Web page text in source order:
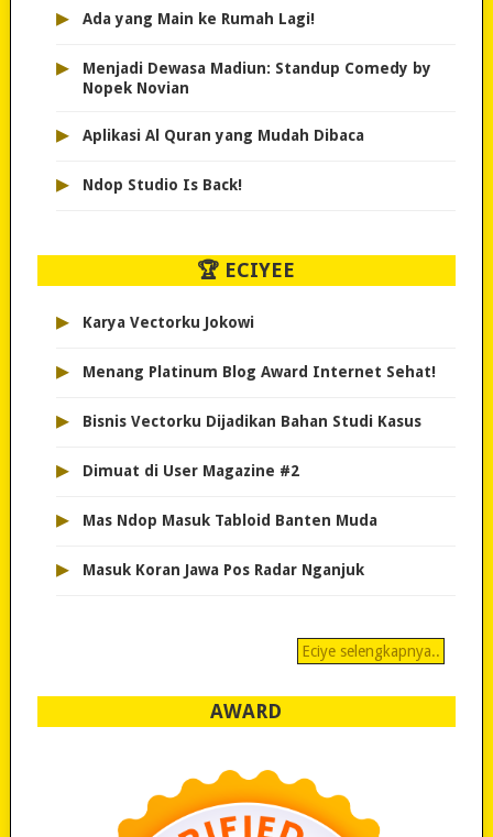
▸ Ada yang Main ke Rumah Lagi!
▸
Menjadi Dewasa Madiun: Standup Comedy by
Nopek Novian
▸ Aplikasi Al Quran yang Mudah Dibaca
▸ Ndop Studio Is Back!
🏆 ECIYEE
▸ Karya Vectorku Jokowi
▸ Menang Platinum Blog Award Internet Sehat!
▸ Bisnis Vectorku Dijadikan Bahan Studi Kasus
▸ Dimuat di User Magazine #2
▸ Mas Ndop Masuk Tabloid Banten Muda
▸ Masuk Koran Jawa Pos Radar Nganjuk
Eciye selengkapnya..
AWARD